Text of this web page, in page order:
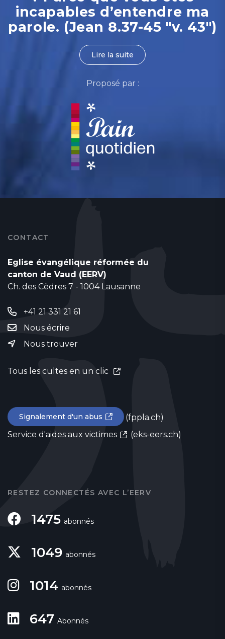
incapables d’entendre ma
parole. (Jean 8.37-45 "v. 43")
Lire la suite
Proposé par :
CONTACT
Eglise évangélique réformée du
canton de Vaud (EERV)
Ch. des Cèdres 7 - 1004 Lausanne
+41 21 331 21 61
Nous écrire
Nous trouver
Tous les cultes en un clic
Signalement d'un abus
(fppla.ch)
Service d'aides aux victimes
(eks-eers.ch)
RESTEZ CONNECTÉS AVEC L’EERV
1475 abonnés
1049 abonnés
1014 abonnés
647 Abonnés